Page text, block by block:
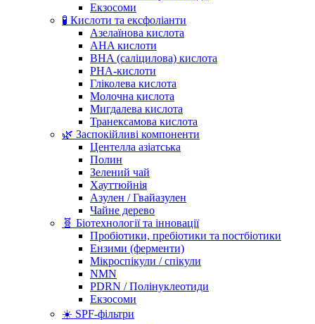
Екзосоми
🧪 Кислоти та ексфоліанти
Азелаїнова кислота
AHA кислоти
BHA (саліцилова) кислота
PHA-кислоти
Гліколева кислота
Молочна кислота
Мигдалева кислота
Транексамова кислота
🌿 Заспокійливі компоненти
Центелла азіатська
Полин
Зелений чай
Хауттюйнія
Азулен / Гвайазулен
Чайне дерево
🧬 Біотехнології та інновації
Пробіотики, пребіотики та постбіотики
Ензими (ферменти)
Мікроспікули / спікули
NMN
PDRN / Полінуклеотиди
Екзосоми
☀️ SPF-фільтри